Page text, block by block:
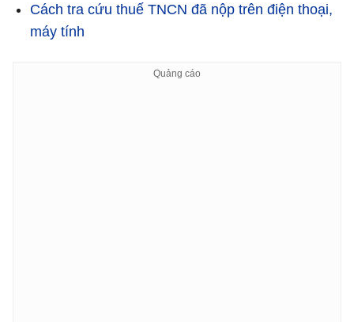
Cách tra cứu thuế TNCN đã nộp trên điện thoại,
máy tính